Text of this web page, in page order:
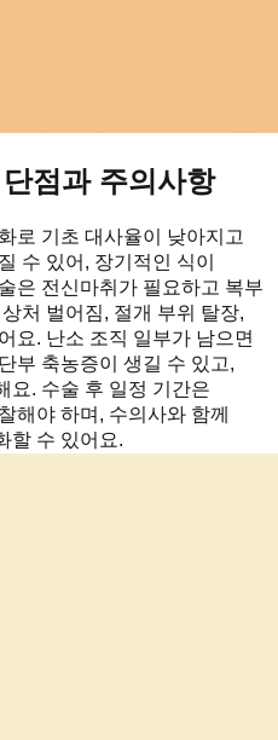
점과 주의사항
로 기초 대사율이 낮아지고
수 있어, 장기적인 식이
은 전신마취가 필요하고 복부
처 벌어짐, 절개 부위 탈장,
요. 난소 조직 일부가 남으면
부 축농증이 생길 수 있고,
요. 수술 후 일정 기간은
해야 하며, 수의사와 함께
할 수 있어요.